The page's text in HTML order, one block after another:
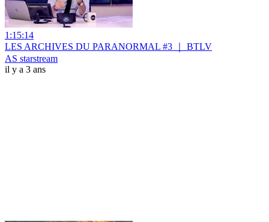
1:15:14
LES ARCHIVES DU PARANORMAL #3 ｜ BTLV
AS starstream
il y a 3 ans